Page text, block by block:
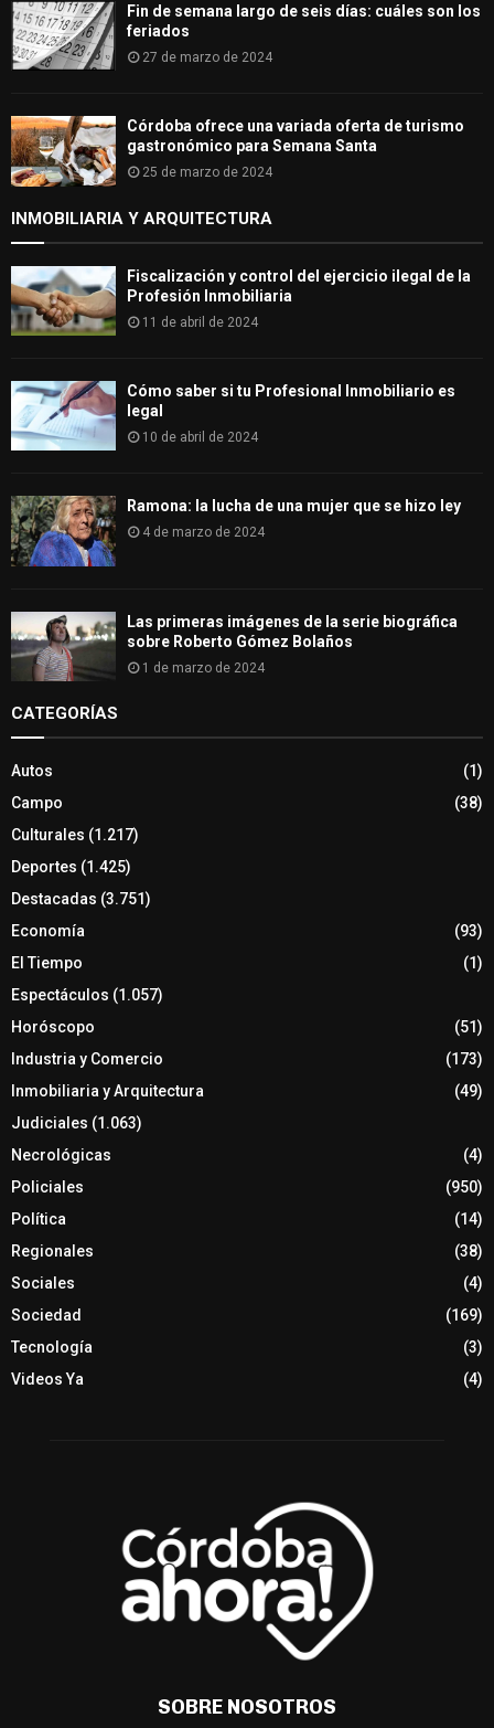
Fin de semana largo de seis días: cuáles son los
feriados
27 de marzo de 2024
Córdoba ofrece una variada oferta de turismo
gastronómico para Semana Santa
25 de marzo de 2024
INMOBILIARIA Y ARQUITECTURA
Fiscalización y control del ejercicio ilegal de la
Profesión Inmobiliaria
11 de abril de 2024
Cómo saber si tu Profesional Inmobiliario es
legal
10 de abril de 2024
Ramona: la lucha de una mujer que se hizo ley
4 de marzo de 2024
Las primeras imágenes de la serie biográfica
sobre Roberto Gómez Bolaños
1 de marzo de 2024
CATEGORÍAS
Autos
(1)
Campo
(38)
Culturales (1.217)
Deportes (1.425)
Destacadas (3.751)
Economía
(93)
El Tiempo
(1)
Espectáculos (1.057)
Horóscopo
(51)
Industria y Comercio
(173)
Inmobiliaria y Arquitectura
(49)
Judiciales (1.063)
Necrológicas
(4)
Policiales
(950)
Política
(14)
Regionales
(38)
Sociales
(4)
Sociedad
(169)
Tecnología
(3)
Videos Ya
(4)
SOBRE NOSOTROS